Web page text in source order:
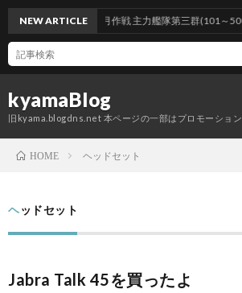
kyamaBlog
旧kyama.blogdns.net 本ページの一部はプロモーショ
NEW ARTICLE
令和八年六月作戦 主力艦隊第三群(101～500位)
HOME ヘッドセット
ヘッドセット
Jabra Talk 45を買ったよ